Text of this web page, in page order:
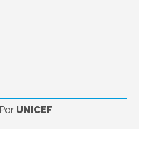
Por UNICEF